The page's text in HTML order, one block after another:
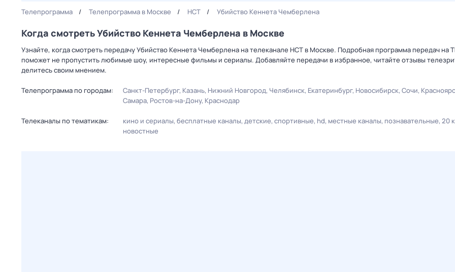
Телепрограмма Телепрограмма в Москве НСТ Убийство Кеннета Чемберлена
Когда смотреть Убийство Кеннета Чемберлена в Москве
Узнайте, когда смотреть передачу Убийство Кеннета Чемберлена на телеканале НСТ в Москве. Подробная программа передач на
поможет не пропустить любимые шоу, интересные фильмы и сериалы. Добавляйте передачи в избранное, читайте отзывы
делитесь своим мнением.
Телепрограмма по городам: Санкт-Петербург Казань Нижний Новгород Челябинск Екатеринбург Новосибирск Сочи
Самара Ростов-на-Дону Краснодар
Телеканалы по тематикам: кино и сериалы бесплатные каналы детские спортивные hd местные каналы познавательные 20
новостные